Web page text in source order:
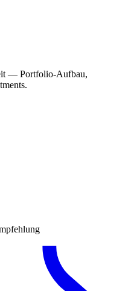
— Portfolio-Aufbau,